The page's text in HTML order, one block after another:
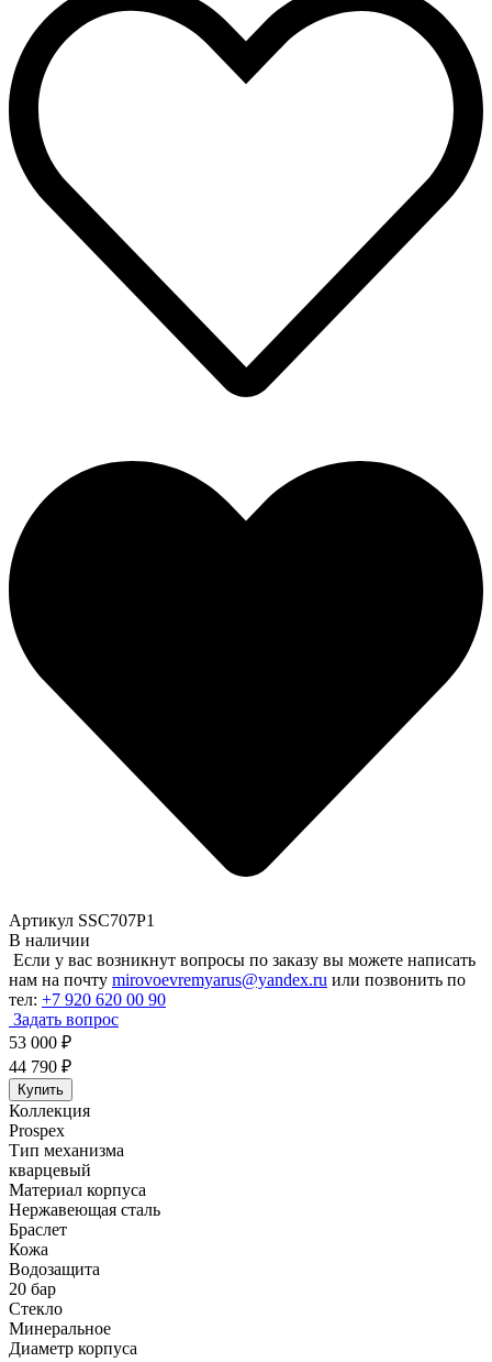
Артикул SSC707P1
В наличии
Если у вас возникнут вопросы по заказу вы можете написать
нам на почту mirovoevremyarus@yandex.ru или позвонить по
тел: +7 920 620 00 90
Задать вопрос
53 000 ₽
44 790 ₽
Купить
Коллекция
Prospex
Тип механизма
кварцевый
Материал корпуса
Нержавеющая сталь
Браслет
Кожа
Водозащита
20 бар
Стекло
Минеральное
Диаметр корпуса